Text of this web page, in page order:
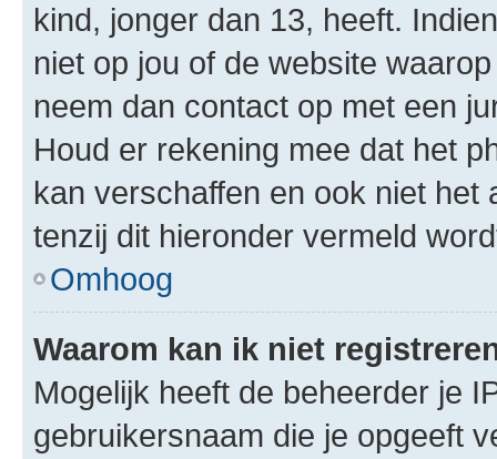
kind, jonger dan 13, heeft.
niet op jou of de website
neem dan contact op met een
Houd er rekening mee dat het
kan verschaffen en ook niet
tenzij dit hieronder vermeld
Omhoog
Waarom kan ik niet
Mogelijk heeft de beheerder je
gebruikersnaam die je opgeeft